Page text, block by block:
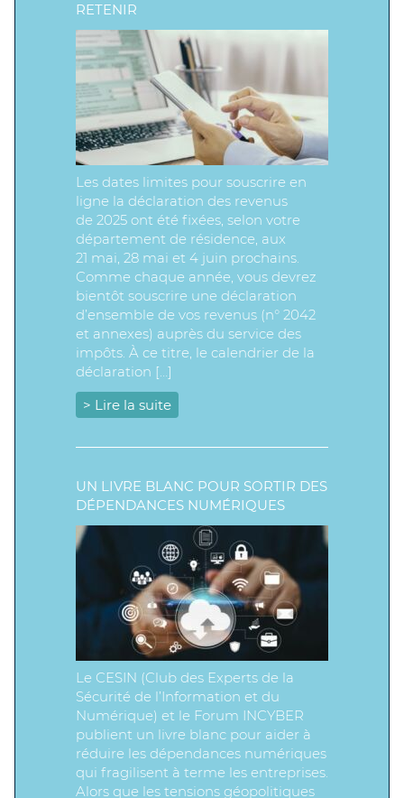
RETENIR
Les dates limites pour souscrire en
ligne la déclaration des revenus
de 2025 ont été fixées, selon votre
département de résidence, aux
21 mai, 28 mai et 4 juin prochains.
Comme chaque année, vous devrez
bientôt souscrire une déclaration
d’ensemble de vos revenus (n° 2042
et annexes) auprès du service des
impôts. À ce titre, le calendrier de la
déclaration […]
> Lire la suite
UN LIVRE BLANC POUR SORTIR DES
DÉPENDANCES NUMÉRIQUES
Le CESIN (Club des Experts de la
Sécurité de l’Information et du
Numérique) et le Forum INCYBER
publient un livre blanc pour aider à
réduire les dépendances numériques
qui fragilisent à terme les entreprises.
Alors que les tensions géopolitiques